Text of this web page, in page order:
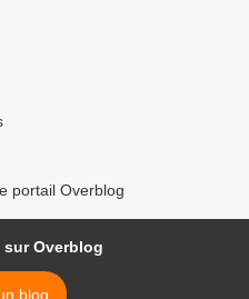
portail Overblog
Overblog
blog